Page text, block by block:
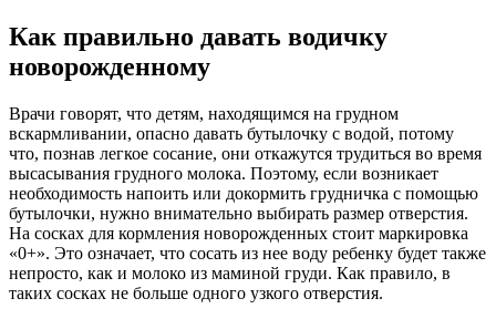
Как правильно давать водичку
новорожденному
Врачи говорят, что детям, находящимся на грудном
вскармливании, опасно давать бутылочку с водой, потому
что, познав легкое сосание, они откажутся трудиться во время
высасывания грудного молока. Поэтому, если возникает
необходимость напоить или докормить грудничка с помощью
бутылочки, нужно внимательно выбирать размер отверстия.
На сосках для кормления новорожденных стоит маркировка
«0+». Это означает, что сосать из нее воду ребенку будет также
непросто, как и молоко из маминой груди. Как правило, в
таких сосках не больше одного узкого отверстия.